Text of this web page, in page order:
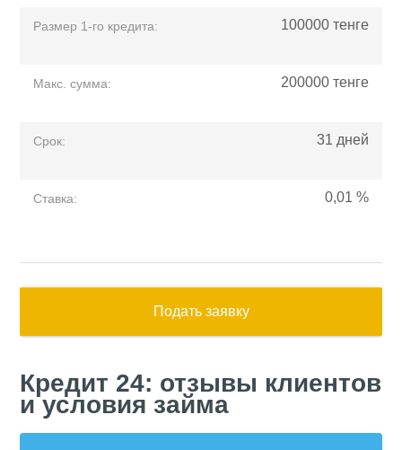
Размер 1-го кредита: 100000 тенге
Макс. сумма: 200000 тенге
Срок: 31 дней
Ставка: 0,01 %
Подать заявку
Кредит 24: отзывы клиентов
и условия займа